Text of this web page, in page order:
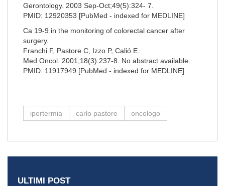
Gerontology. 2003 Sep-Oct;49(5):324- 7.
PMID: 12920353 [PubMed - indexed for MEDLINE]
Ca 19-9 in the monitoring of colorectal cancer after
surgery.
Franchi F, Pastore C, Izzo P, Calió E.
Med Oncol. 2001;18(3):237-8. No abstract available.
PMID: 11917949 [PubMed - indexed for MEDLINE]
ipertermia carlo pastore oncologo
ULTIMI POST